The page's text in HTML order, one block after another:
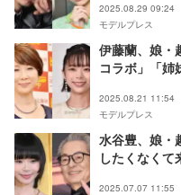
2025.08.29 09:24
モデルプレス
伊藤蘭、娘・
コラボ」「姉
2025.08.21 11:54
モデルプレス
水谷豊、娘・
したくなく
2025.07.07 11:55